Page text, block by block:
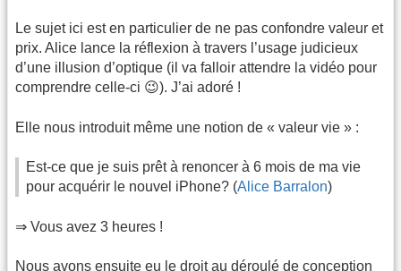
Le sujet ici est en particulier de ne pas confondre valeur et
prix. Alice lance la réflexion à travers l’usage judicieux
d’une illusion d’optique (il va falloir attendre la vidéo pour
comprendre celle-ci 😉). J’ai adoré !
Elle nous introduit même une notion de « valeur vie » :
Est-ce que je suis prêt à renoncer à 6 mois de ma vie
pour acquérir le nouvel iPhone? (Alice Barralon)
⇒ Vous avez 3 heures !
Nous avons ensuite eu le droit au déroulé de conception